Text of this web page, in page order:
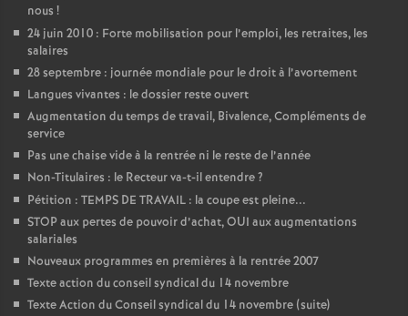
é
O
r
l
é
a
n
nous !
24 juin 2010 : Forte mobilisation pour l’emploi, les retraites, les
salaires
28 septembre : journée mondiale pour le droit à l’avortement
Langues vivantes : le dossier reste ouvert
Augmentation du temps de travail, Bivalence, Compléments de
service
Pas une chaise vide à la rentrée ni le reste de l’année
Non-Titulaires : le Recteur va-t-il entendre?
Pétition : TEMPS DE TRAVAIL : la coupe est pleine...
STOP aux pertes de pouvoir d’achat, OUI aux augmentations
salariales
Nouveaux programmes en premières à la rentrée 2007
Texte action du conseil syndical du 14 novembre
Texte Action du Conseil syndical du 14 novembre (suite)